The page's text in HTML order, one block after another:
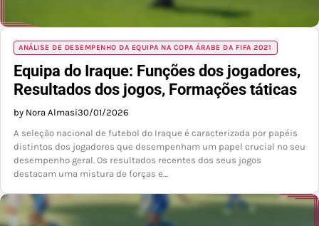
ANÁLISE DE DESEMPENHO DA EQUIPA NA COPA ÁRABE DA FIFA 2021
Equipa do Iraque: Funções dos jogadores,
Resultados dos jogos, Formações táticas
by Nora Almasi30/01/2026
A seleção nacional de futebol do Iraque é caracterizada por papéis
distintos dos jogadores que desempenham um papel crucial no seu
desempenho geral. Os resultados recentes dos seus jogos
destacam uma mistura de forças e…